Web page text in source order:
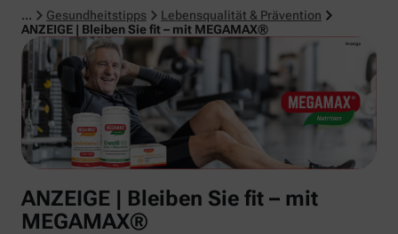
... Gesundheitstipps
Lebensqualität & Prävention
ANZEIGE | Bleiben Sie fit – mit MEGAMAX®
ANZEIGE | Bleiben Sie fit – mit
MEGAMAX®